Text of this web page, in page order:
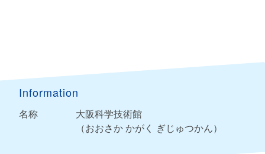
Information
名称
大阪科学技術館
（おおさか かがく ぎじゅつかん）